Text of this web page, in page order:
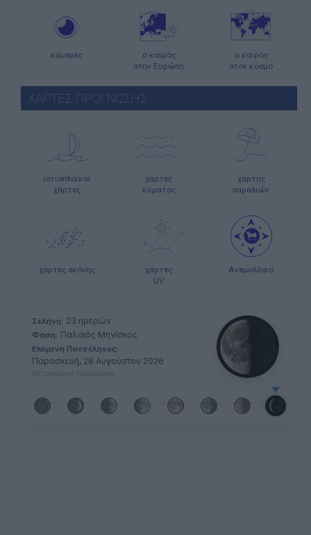
κάμερες
ο καιρός
στην Ευρώπη
ο καιρός
στον κόσμο
ΧΑΡΤΕΣ ΠΡΟΓΝΩΣΗΣ
ιστιοπλοϊκοί
χάρτες
χάρτες
κύματος
χάρτης
παραλιών
χάρτες σκόνης
χάρτες
UV
Ανεμολόγιο
Σελήνη: 23 ημερών
Φάση: Παλαιός Μηνίσκος
Επόμενη Πανσέληνος:
Παρασκευή, 28 Αυγούστου 2026
Αστρονομικό ημερολόγιο